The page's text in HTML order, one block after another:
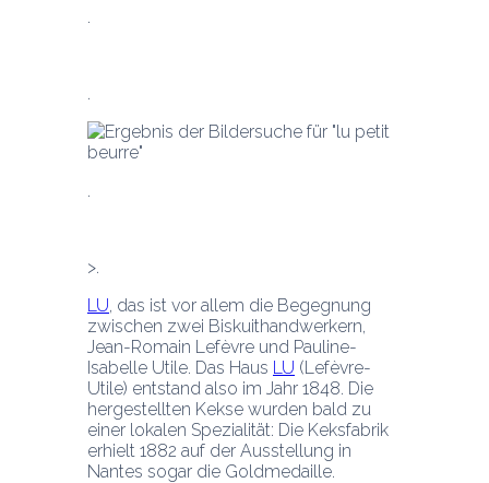
LU, das ist vor allem die Begegnung
zwischen zwei Biskuithandwerkern,
Jean-Romain Lefèvre und Pauline-
Isabelle Utile. Das Haus LU (Lefèvre-
Utile) entstand also im Jahr 1848. Die
hergestellten Kekse wurden bald zu
einer lokalen Spezialität: Die Keksfabrik
erhielt 1882 auf der Ausstellung in
Nantes sogar die Goldmedaille.